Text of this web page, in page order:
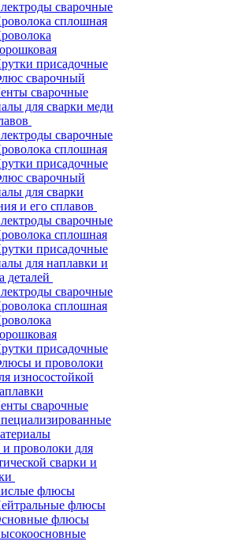
сварочные
сплошная
присадочные
сварочный
сварочные
для сварки меди
сварочные
сплошная
присадочные
сварочный
для сварки
и его сплавов
сварочные
сплошная
присадочные
для наплавки и
деталей
сварочные
сплошная
присадочные
и проволоки
износостойкой
сварочные
проволоки для
сварки и
флюсы
флюсы
флюсы